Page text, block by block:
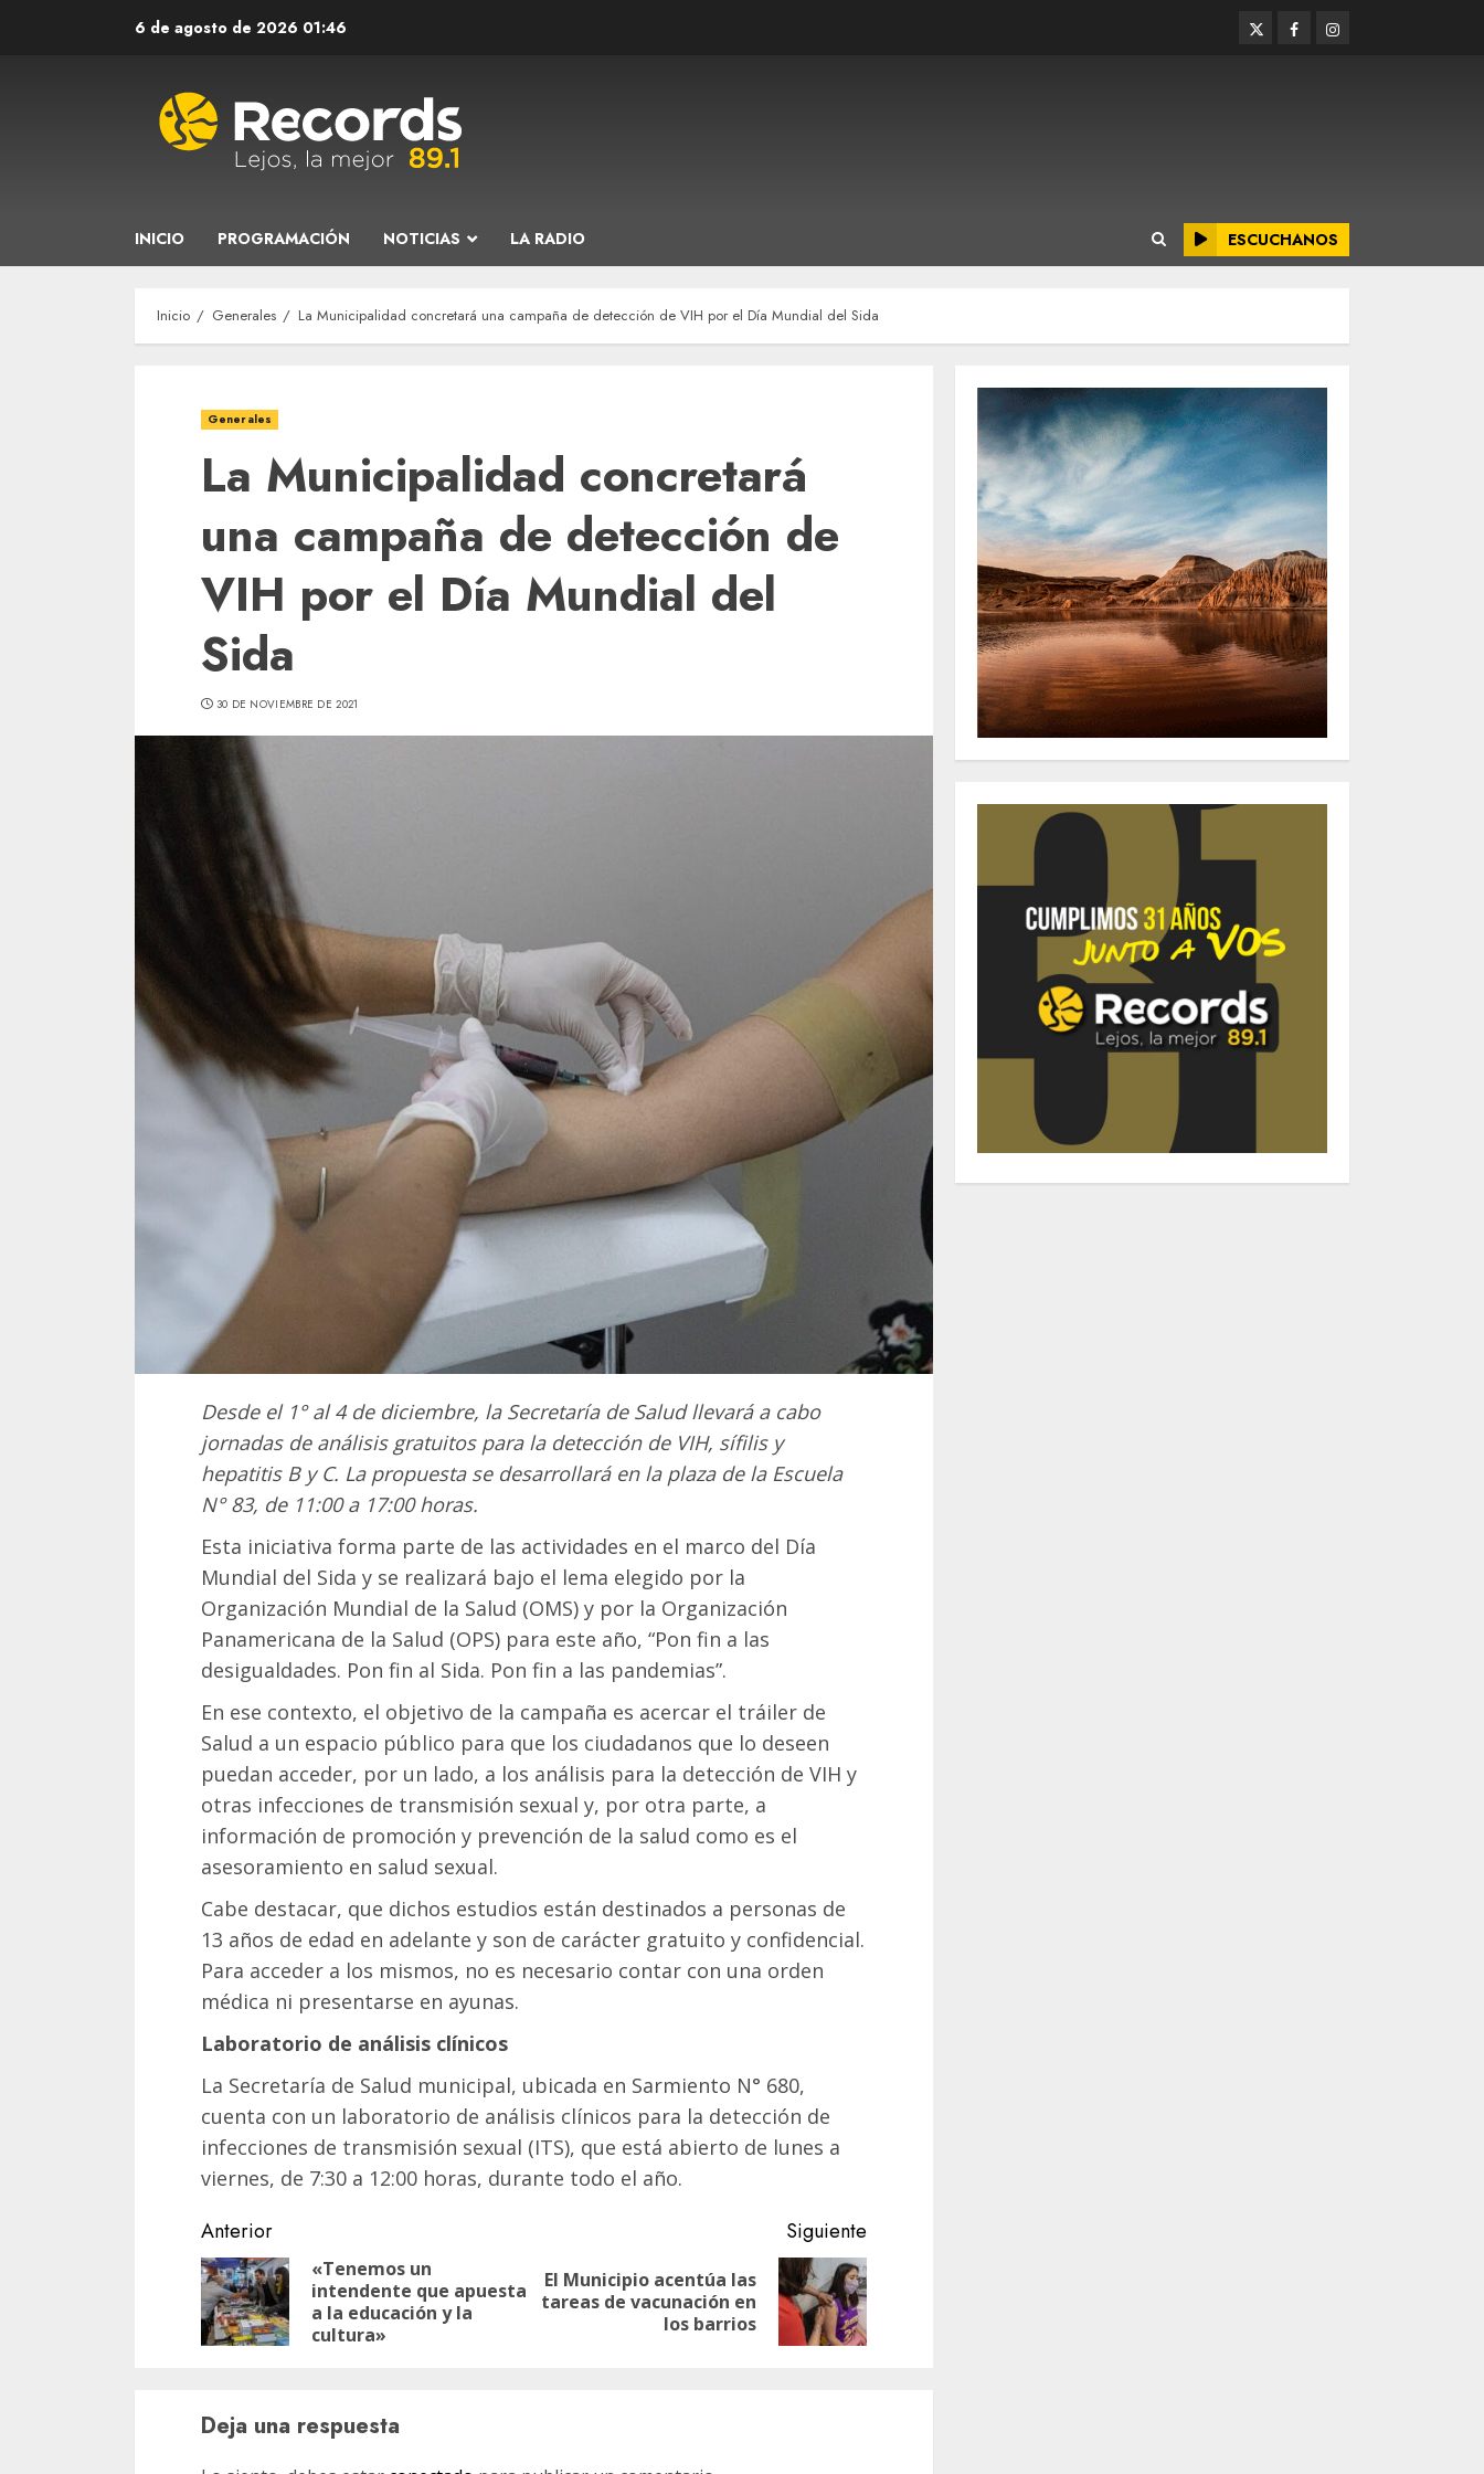
6 de agosto de 2026 01:46 TwitterFacebookInstagram
INICIO PROGRAMACIÓN NOTICIAS LA RADIO ESCUCHANOS
Inicio Generales La Municipalidad concretará una campaña de detección de VIH por el Día Mundial del Sida
Generales
La Municipalidad concretará
una campaña de detección de
VIH por el Día Mundial del
Sida
30 DE NOVIEMBRE DE 2021
Desde el 1° al 4 de diciembre, la Secretaría de Salud llevará a cabo
jornadas de análisis gratuitos para la detección de VIH, sífilis y
hepatitis B y C. La propuesta se desarrollará en la plaza de la Escuela
N° 83, de 11:00 a 17:00 horas.
Esta iniciativa forma parte de las actividades en el marco del Día
Mundial del Sida y se realizará bajo el lema elegido por la
Organización Mundial de la Salud (OMS) y por la Organización
Panamericana de la Salud (OPS) para este año, “Pon fin a las
desigualdades. Pon fin al Sida. Pon fin a las pandemias”.
En ese contexto, el objetivo de la campaña es acercar el tráiler de
Salud a un espacio público para que los ciudadanos que lo deseen
puedan acceder, por un lado, a los análisis para la detección de VIH y
otras infecciones de transmisión sexual y, por otra parte, a
información de promoción y prevención de la salud como es el
asesoramiento en salud sexual.
Cabe destacar, que dichos estudios están destinados a personas de
13 años de edad en adelante y son de carácter gratuito y confidencial.
Para acceder a los mismos, no es necesario contar con una orden
médica ni presentarse en ayunas.
Laboratorio de análisis clínicos
La Secretaría de Salud municipal, ubicada en Sarmiento N° 680,
cuenta con un laboratorio de análisis clínicos para la detección de
infecciones de transmisión sexual (ITS), que está abierto de lunes a
viernes, de 7:30 a 12:00 horas, durante todo el año.
Navegación
de
entradas
Anterior
Entrada
«Tenemos un
intendente que apuesta
a la educación y la
cultura»
Siguiente
Siguiente
El Municipio acentúa las
tareas de vacunación en
los barrios
Deja una respuesta